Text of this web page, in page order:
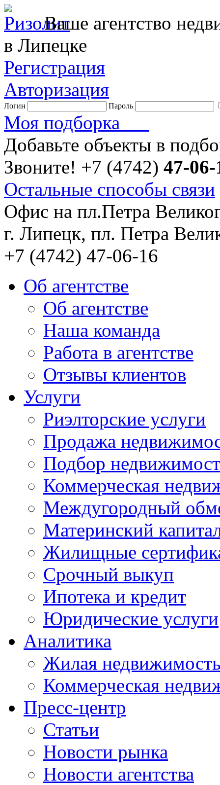
Ваше агентство
в Липецке
Регистрация
Авторизация
Логин Пароль
Моя подборка
Добавьте объекты в
Звоните! +7 (4742) 47-06-
Остальные способы связи
Офис на пл.Петра
г. Липецк, пл. Петра
+7 (4742) 47-06-16
Об агентстве
Об агентстве
Наша команда
Работа в агентстве
Отзывы клиентов
Услуги
Риэлторские услуги
Продажа
Подбор
Коммерческая
Междугородный
Материнский
Жилищные
Срочный выкуп
Ипотека и кредит
Юридические услуги
Аналитика
Жилая
Коммерческая
Пресс-центр
Статьи
Новости рынка
Новости агентства